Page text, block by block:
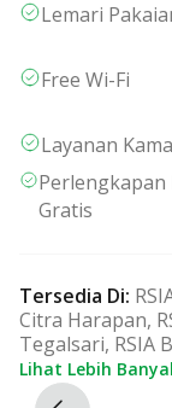
Lemari
Free Wi-Fi
Layanan
Perlengkapan
Gratis
Tersedia Di:
Citra Harapan,
Tegalsari, RSIA
Lihat Lebih